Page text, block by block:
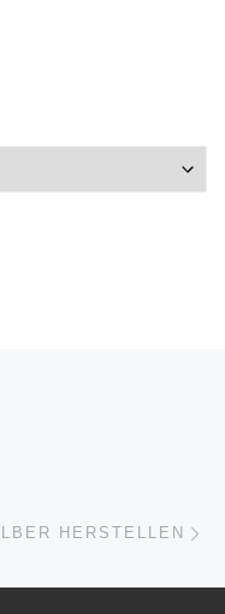
HERSTELLEN